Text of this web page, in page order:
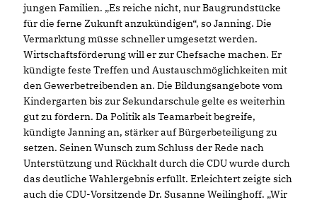
jungen Familien. „Es reiche nicht, nur Baugrundstücke
für die ferne Zukunft anzukündigen“, so Janning. Die
Vermarktung müsse schneller umgesetzt werden.
Wirtschaftsförderung will er zur Chefsache machen. Er
kündigte feste Treffen und Austauschmöglichkeiten mit
den Gewerbetreibenden an. Die Bildungsangebote vom
Kindergarten bis zur Sekundarschule gelte es weiterhin
gut zu fördern. Da Politik als Teamarbeit begreife,
kündigte Janning an, stärker auf Bürgerbeteiligung zu
setzen. Seinen Wunsch zum Schluss der Rede nach
Unterstützung und Rückhalt durch die CDU wurde durch
das deutliche Wahlergebnis erfüllt. Erleichtert zeigte sich
auch die CDU-Vorsitzende Dr. Susanne Weilinghoff. „Wir